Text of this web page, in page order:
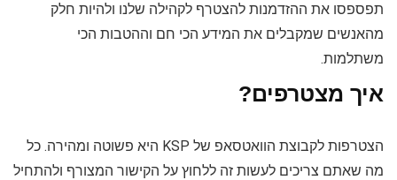
תפספסו את ההזדמנות להצטרף לקהילה שלנו ולהיות חלק
מהאנשים שמקבלים את המידע הכי חם וההטבות הכי
משתלמות.
איך מצטרפים?
הצטרפות לקבוצת הוואטסאפ של KSP היא פשוטה ומהירה. כל
מה שאתם צריכים לעשות זה ללחוץ על הקישור המצורף ולהתחיל